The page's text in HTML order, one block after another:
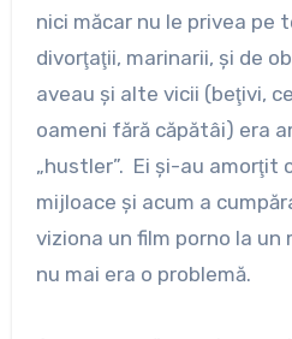
nici măcar nu le privea pe
divorţaţii, marinarii, şi de
aveau şi alte vicii (beţivi,
oameni fără căpătâi) era
„hustler”. Ei şi-au amorţit
mijloace şi acum a
viziona un film porno la
nu mai era o problemă.